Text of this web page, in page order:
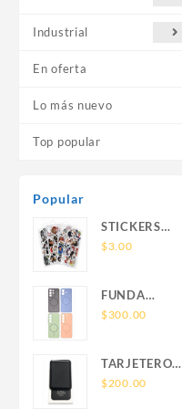
Industrial
En oferta
Lo más nuevo
Top popular
Popular
STICKERS
UNIVERSALES
$3.00
FUNDA
NOVA SAM
SIN SOPORTE
MAGNETICO
$300.00
TARJETERO
SIN SOPORTE
$200.00